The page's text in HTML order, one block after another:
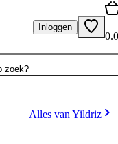
Inloggen
zoek?
Alles van Yildriz